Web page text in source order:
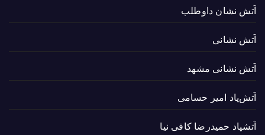
آتش نشان داوطلب
آتش نشانی
آتش نشانی مشهد
آتش‌پاد امیر حسامی
آتشپاد حميدرضا کافی نیا